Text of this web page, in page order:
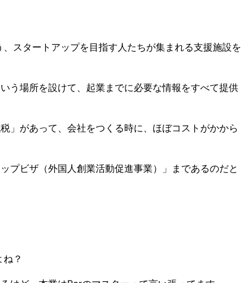
スタートアップを目指す人たちが集まれる支援施設を
う場所を設けて、起業までに必要な情報をすべて提供
」があって、会社をつくる時に、ほぼコストがかから
プビザ（外国人創業活動促進事業）」まであるのだと
？